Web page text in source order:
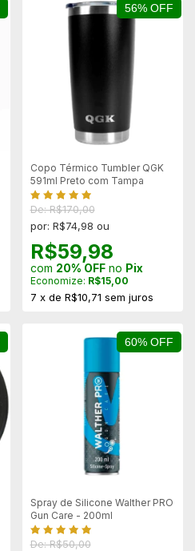
56% OFF
Copo Térmico Tumbler QGK
591ml Preto com Tampa
De: R$170,00
por: R$74,98 ou
R$59,98
com 20% OFFno Pix
Economize: R$15,00
7 x de R$10,71 sem juros
60% OFF
Spray de Silicone Walther PRO
Gun Care - 200ml
De: R$50,00